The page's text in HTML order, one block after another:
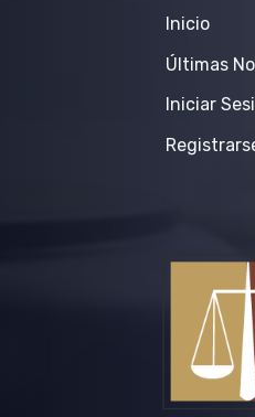
Inicio
Últimas
Iniciar